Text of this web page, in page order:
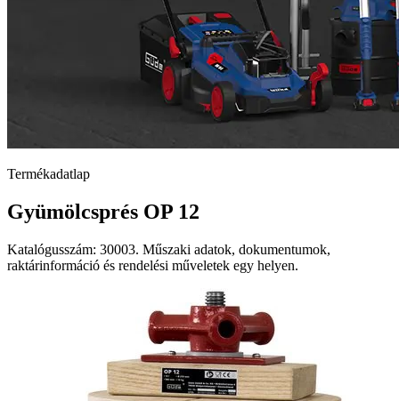
Termékadatlap
Gyümölcsprés OP 12
Katalógusszám: 30003. Műszaki adatok, dokumentumok,
raktárinformáció és rendelési műveletek egy helyen.